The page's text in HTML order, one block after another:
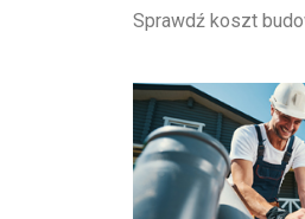
Sprawdź koszt